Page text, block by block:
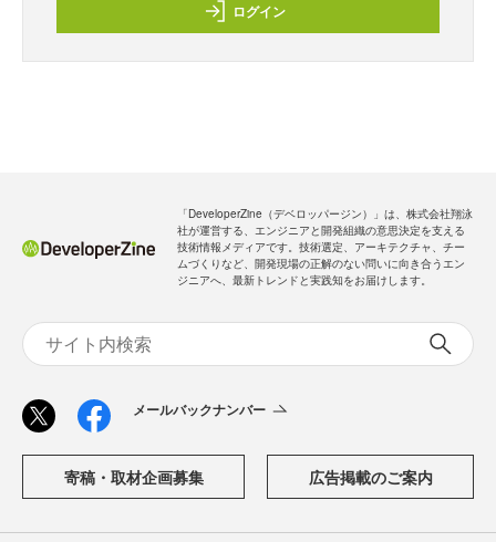
ログイン
「DeveloperZine（デベロッパージン）」は、株式会社翔泳
社が運営する、エンジニアと開発組織の意思決定を支える
技術情報メディアです。技術選定、アーキテクチャ、チー
ムづくりなど、開発現場の正解のない問いに向き合うエン
ジニアへ、最新トレンドと実践知をお届けします。
メールバックナンバー
寄稿・取材企画募集 広告掲載のご案内